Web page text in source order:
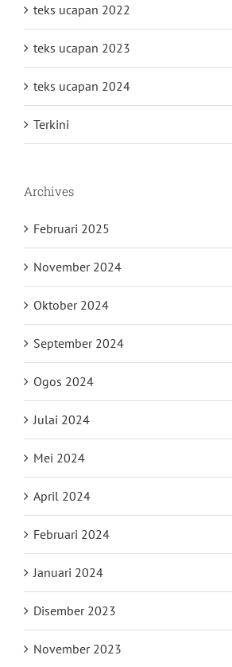
teks ucapan 2022
teks ucapan 2023
teks ucapan 2024
Terkini
Archives
Februari 2025
November 2024
Oktober 2024
September 2024
Ogos 2024
Julai 2024
Mei 2024
April 2024
Februari 2024
Januari 2024
Disember 2023
November 2023